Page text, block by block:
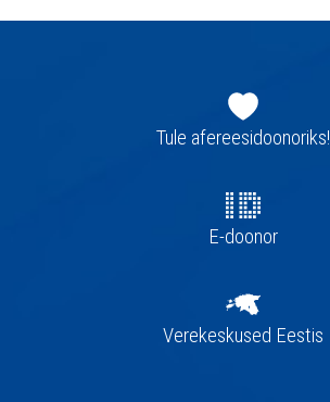
navigatsioonTule afereesidoonoriks!
E-doonor
Verekeskused Eestis